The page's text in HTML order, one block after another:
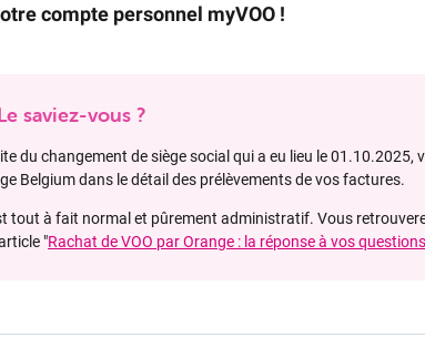
compte personnel myVOO !
saviez-vous ?
du changement de siège social qui a eu lieu le 01.10.2025,
Belgium dans le détail des prélèvements de vos factures.
tout à fait normal et pûrement administratif. Vous
"Rachat de VOO par Orange : la réponse à vos questions